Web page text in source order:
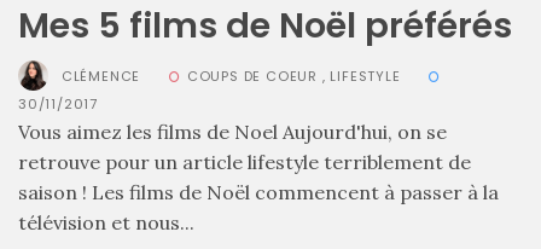
Les
sacs
tendances
printemps
été
2026
ma
sélection
chic
Mes 5 films de Noël préférés
CLÉMENCE COUPS DE COEUR , LIFESTYLE
30/11/2017
Vous aimez les films de Noel Aujourd'hui, on se
retrouve pour un article lifestyle terriblement de
saison ! Les films de Noël commencent à passer à la
télévision et nous...